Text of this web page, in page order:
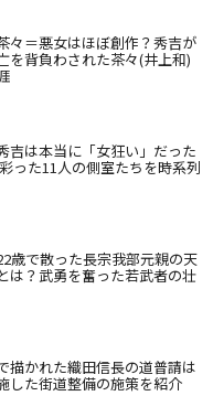
々＝悪女はほぼ創作？秀吉が
を背負わされた茶々(井上和)
吉は本当に「女狂い」だった
った11人の側室たちを時系列
歳で散った長宗我部元親の天
は？武勇を奮った若武者の壮
描かれた織田信長の道普請は
した街道整備の施策を紹介